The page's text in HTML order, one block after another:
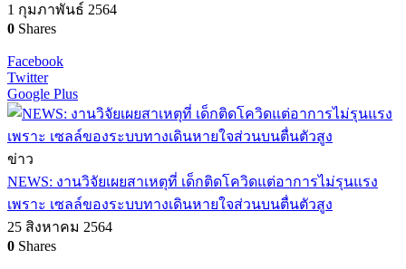
1 กุมภาพันธ์ 2564
0 Shares
Facebook
Twitter
Google Plus
ข่าว
NEWS: งานวิจัยเผยสาเหตุที่ เด็กติดโควิดแต่อาการไม่รุนแรง
เพราะ เซลล์ของระบบทางเดินหายใจส่วนบนตื่นตัวสูง
25 สิงหาคม 2564
0 Shares